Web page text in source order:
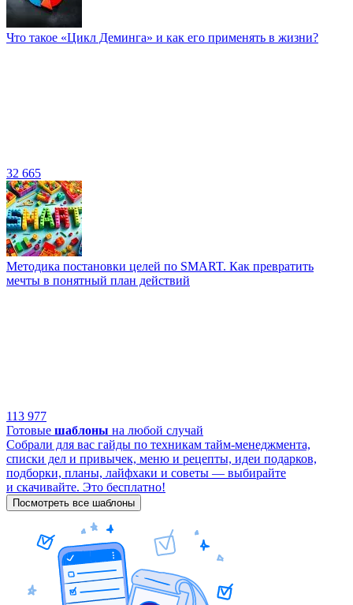
Что такое «Цикл Деминга» и как его применять в жизни?
32 665
Методика постановки целей по SMART. Как превратить
мечты в понятный план действий
113 977
Готовые шаблоны на любой случай
Собрали для вас гайды по техникам тайм-менеджмента,
списки дел и привычек, меню и рецепты, идеи подарков,
подборки, планы, лайфхаки и советы — выбирайте
и скачивайте. Это бесплатно!
Посмотреть все шаблоны